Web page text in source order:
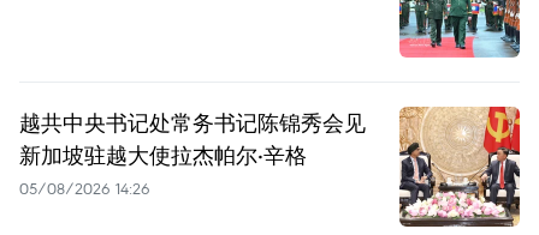
越共中央书记处常务书记陈锦秀会见
新加坡驻越大使拉杰帕尔·辛格
05/08/2026 14:26